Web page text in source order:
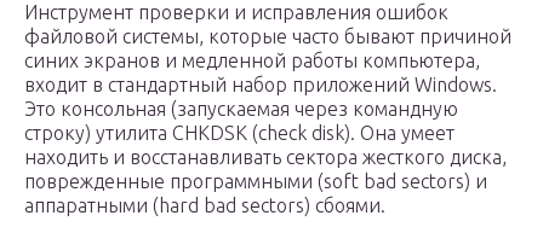
Инструмент проверки и исправления ошибок
файловой системы, которые часто бывают причиной
синих экранов и медленной работы компьютера,
входит в стандартный набор приложений Windows.
Это консольная (запускаемая через командную
строку) утилита CHKDSK (check disk). Она умеет
находить и восстанавливать сектора жесткого диска,
поврежденные программными (soft bad sectors) и
аппаратными (hard bad sectors) сбоями.